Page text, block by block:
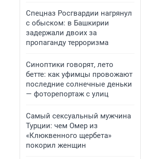
Спецназ Росгвардии нагрянул
с обыском: в Башкирии
задержали двоих за
пропаганду терроризма
Синоптики говорят, лето
бетте: как уфимцы провожают
последние солнечные деньки
— фоторепортаж с улиц
Самый сексуальный мужчина
Турции: чем Омер из
«Клюквенного щербета»
покорил женщин